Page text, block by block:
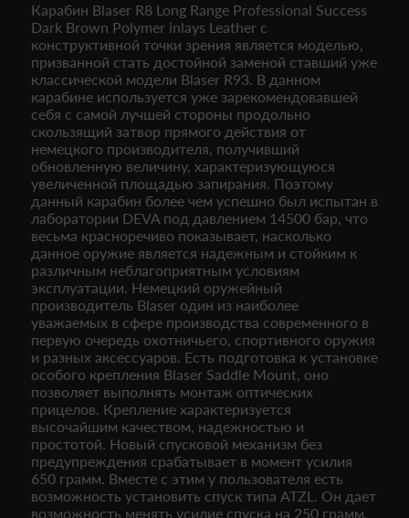
Карабин Blaser R8 Long Range Professional Success
Dark Brown Polymer inlays Leather с
конструктивной точки зрения является моделью,
призванной стать достойной заменой ставший уже
классической модели Blaser R93. В данном
карабине используется уже зарекомендовавшей
себя с самой лучшей стороны продольно
скользящий затвор прямого действия от
немецкого производителя, получивший
обновленную величину, характеризующуюся
увеличенной площадью запирания. Поэтому
данный карабин более чем успешно был испытан в
лаборатории DEVA под давлением 14500 бар, что
весьма красноречиво показывает, насколько
данное оружие является надежным и стойким к
различным неблагоприятным условиям
эксплуатации. Немецкий оружейный
производитель Blaser один из наиболее
уважаемых в сфере производства современного в
первую очередь охотничьего, спортивного оружия
и разных аксессуаров. Есть подготовка к установке
особого крепления Blaser Saddle Mount, оно
позволяет выполнять монтаж оптических
прицелов. Крепление характеризуется
высочайшим качеством, надежностью и
простотой. Новый спусковой механизм без
предупреждения срабатывает в момент усилия
650 грамм. Вместе с этим у пользователя есть
возможность установить спуск типа ATZL. Он дает
возможность менять усилие спуска на 250 грамм.